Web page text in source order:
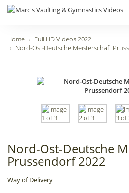
Home
Full HD Videos 2022
Nord-Ost-Deutsche Meisterschaft
Nord-Ost-Deutsche
Prussendorf 2022
Way of Delivery